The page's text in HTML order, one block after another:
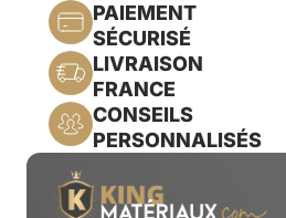
PAIEMENT
SÉCURISÉ
LIVRAISON
FRANCE
CONSEILS
PERSONNALISÉS